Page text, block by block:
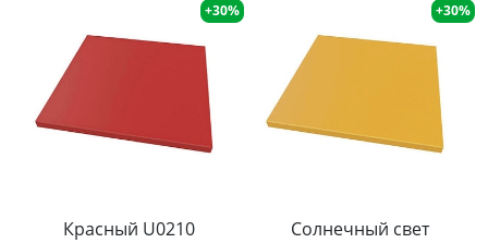
+30%
Красный U0210
+30%
Солнечный свет